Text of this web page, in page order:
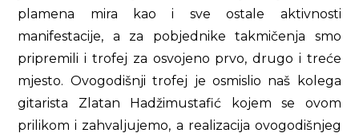
plamena mira kao i sve ostale aktivnosti
manifestacije, a za pobjednike takmičenja smo
pripremili i trofej za osvojeno prvo, drugo i treće
mjesto. Ovogodišnji trofej je osmislio naš kolega
gitarista Zlatan Hadžimustafić kojem se ovom
prilikom i zahvaljujemo, a realizacija ovogodišnjeg